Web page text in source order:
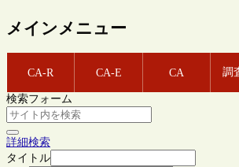
メインメニュー
CA-R CA-E CA 調
検索フォーム
詳細検索
タイトル